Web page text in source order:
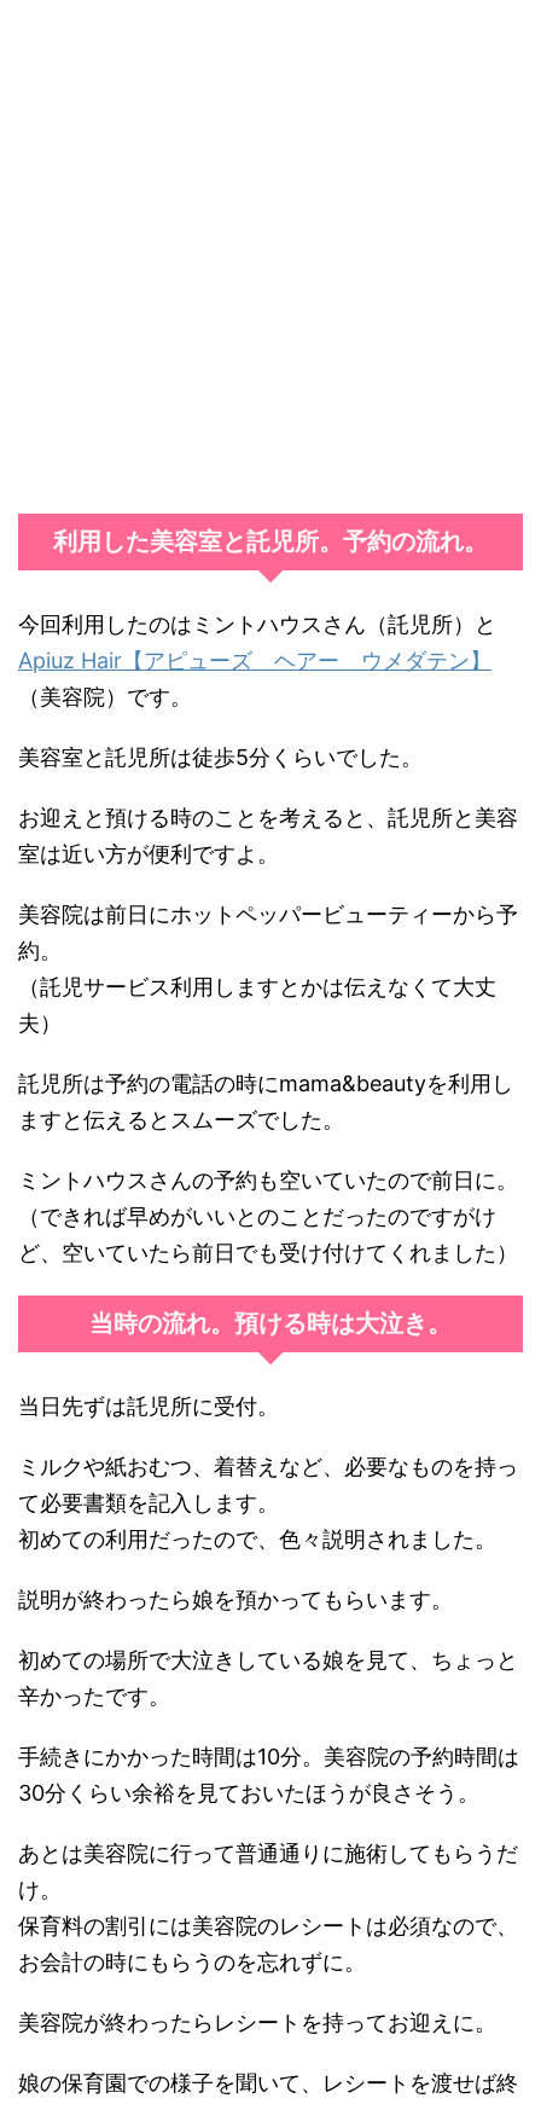
利用した美容室と託児所。予約の流れ。
今回利用したのはミントハウスさん（託児所）と
Apiuz Hair【アピューズ ヘアー ウメダテン】
（美容院）です。
美容室と託児所は徒歩5分くらいでした。
お迎えと預ける時のことを考えると、託児所と美容
室は近い方が便利ですよ。
美容院は前日にホットペッパービューティーから予
約。
（託児サービス利用しますとかは伝えなくて大丈
夫）
託児所は予約の電話の時にmama&beautyを利用し
ますと伝えるとスムーズでした。
ミントハウスさんの予約も空いていたので前日に。
（できれば早めがいいとのことだったのですがけ
ど、空いていたら前日でも受け付けてくれました）
当時の流れ。預ける時は大泣き。
当日先ずは託児所に受付。
ミルクや紙おむつ、着替えなど、必要なものを持っ
て必要書類を記入します。
初めての利用だったので、色々説明されました。
説明が終わったら娘を預かってもらいます。
初めての場所で大泣きしている娘を見て、ちょっと
辛かったです。
手続きにかかった時間は10分。美容院の予約時間は
30分くらい余裕を見ておいたほうが良さそう。
あとは美容院に行って普通通りに施術してもらうだ
け。
保育料の割引には美容院のレシートは必須なので、
お会計の時にもらうのを忘れずに。
美容院が終わったらレシートを持ってお迎えに。
娘の保育園での様子を聞いて、レシートを渡せば終